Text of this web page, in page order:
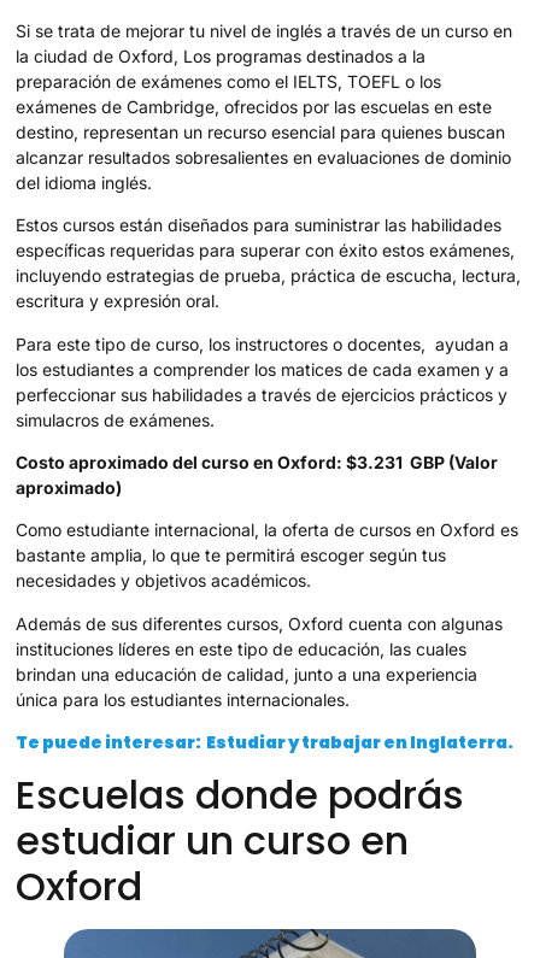
Si se trata de mejorar tu nivel de inglés a través de un curso en
la ciudad de Oxford, Los programas destinados a la
preparación de exámenes como el IELTS, TOEFL o los
exámenes de Cambridge, ofrecidos por las escuelas en este
destino, representan un recurso esencial para quienes buscan
alcanzar resultados sobresalientes en evaluaciones de dominio
del idioma inglés.
Estos cursos están diseñados para suministrar las habilidades
específicas requeridas para superar con éxito estos exámenes,
incluyendo estrategias de prueba, práctica de escucha, lectura,
escritura y expresión oral.
Para este tipo de curso, los instructores o docentes, ayudan a
los estudiantes a comprender los matices de cada examen y a
perfeccionar sus habilidades a través de ejercicios prácticos y
simulacros de exámenes.
Costo aproximado del curso en Oxford: $3.231 GBP (Valor
aproximado)
Como estudiante internacional, la oferta de cursos en Oxford es
bastante amplia, lo que te permitirá escoger según tus
necesidades y objetivos académicos.
Además de sus diferentes cursos, Oxford cuenta con algunas
instituciones líderes en este tipo de educación, las cuales
brindan una educación de calidad, junto a una experiencia
única para los estudiantes internacionales.
Te puede interesar: Estudiar y trabajar en Inglaterra.
Escuelas donde podrás
estudiar un curso en
Oxford